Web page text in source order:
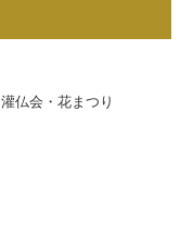
灌仏会・花まつり